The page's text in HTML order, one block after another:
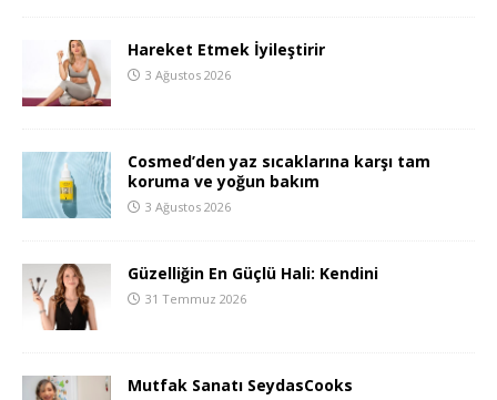
Hareket Etmek İyileştirir
3 Ağustos 2026
Cosmed’den yaz sıcaklarına karşı tam
koruma ve yoğun bakım
3 Ağustos 2026
Güzelliğin En Güçlü Hali: Kendini
31 Temmuz 2026
Mutfak Sanatı SeydasCooks